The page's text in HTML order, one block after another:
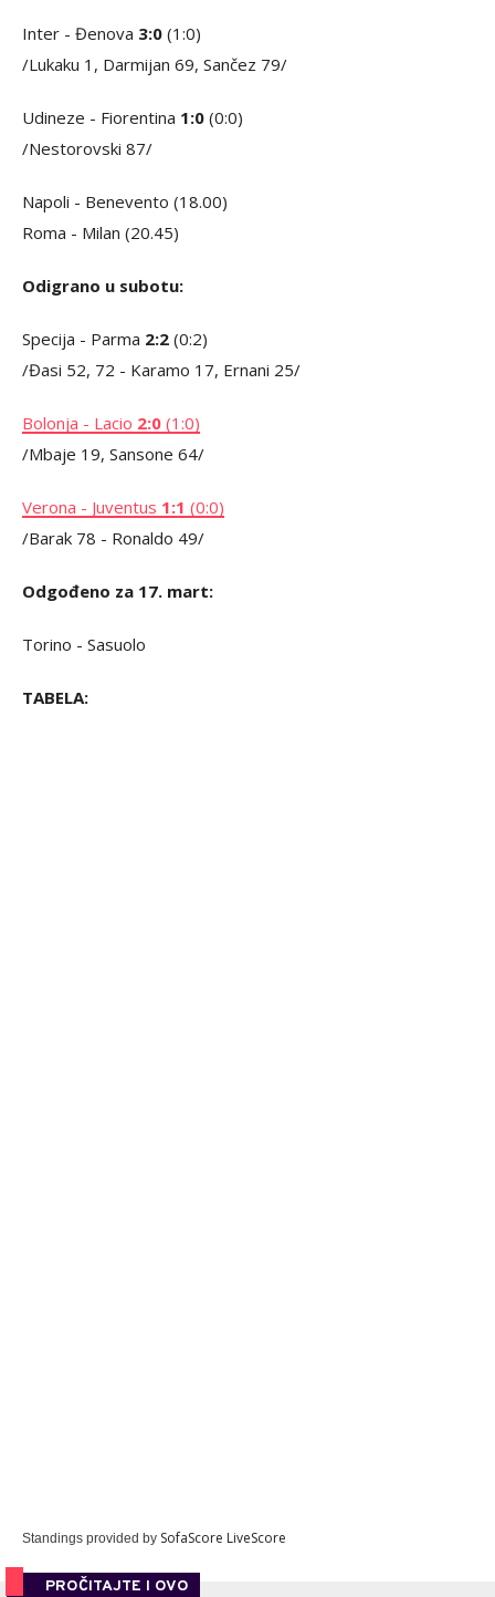
Inter - Đenova 3:0 (1:0)
/Lukaku 1, Darmijan 69, Sančez 79/
Udineze - Fiorentina 1:0 (0:0)
/Nestorovski 87/
Napoli - Benevento (18.00)
Roma - Milan (20.45)
Odigrano u subotu:
Specija - Parma 2:2 (0:2)
/Đasi 52, 72 - Karamo 17, Ernani 25/
Bolonja - Lacio 2:0 (1:0)
/Mbaje 19, Sansone 64/
Verona - Juventus 1:1 (0:0)
/Barak 78 - Ronaldo 49/
Odgođeno za 17. mart:
Torino - Sasuolo
TABELA:
Standings provided by SofaScore LiveScore
PROČITAJTE I OVO